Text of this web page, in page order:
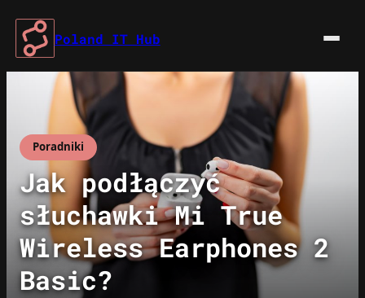
Przejdź
treści
Poland IT Hub
Poradniki
Jak podłączyć
słuchawki Mi True
Wireless Earphones 2
Basic?